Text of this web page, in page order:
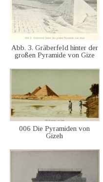
Abb. 3. Gräberfeld hinter der
großen Pyramide von Gize
006 Die Pyramiden von
Gizeh